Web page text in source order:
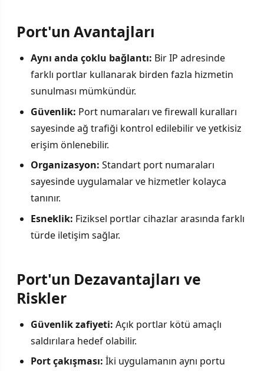
Port'un Avantajları
Aynı anda çoklu bağlantı: Bir IP adresinde
farklı portlar kullanarak birden fazla hizmetin
sunulması mümkündür.
Güvenlik: Port numaraları ve firewall kuralları
sayesinde ağ trafiği kontrol edilebilir ve yetkisiz
erişim önlenebilir.
Organizasyon: Standart port numaraları
sayesinde uygulamalar ve hizmetler kolayca
tanınır.
Esneklik: Fiziksel portlar cihazlar arasında farklı
türde iletişim sağlar.
Port'un Dezavantajları ve
Riskler
Güvenlik zafiyeti: Açık portlar kötü amaçlı
saldırılara hedef olabilir.
Port çakışması: İki uygulamanın aynı portu